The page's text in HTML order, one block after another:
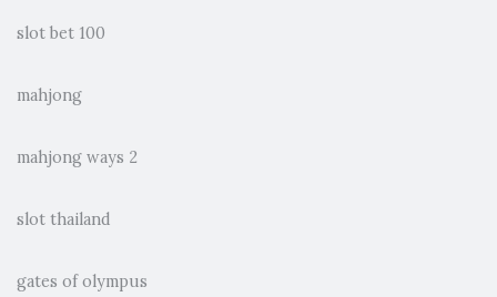
slot bet 100
mahjong
mahjong ways 2
slot thailand
gates of olympus